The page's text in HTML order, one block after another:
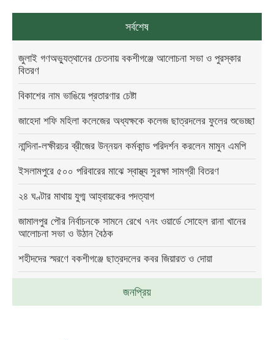
সর্বশেষ
জনপ্রিয়
জুলাই গণঅভ্যুত্থানের চেতনায় বকশীগঞ্জে আলোচনা সভা ও পুরস্কার
বিতরণ
বিকাশের নাম ভাঙিয়ে প্রতারণার চেষ্টা
জাহেদা শফি মহিলা কলেজের অধ্যক্ষকে কলেজ ছাত্রদলের ফুলের শুভেচ্ছা
নান্দিনা-লক্ষীরচর ব্রীজের উন্নয়ন কর্মকান্ড পরিদর্শন করলেন মামুন এমপি
ইসলামপুরে ৫০০ পরিবারের মাঝে স্বাস্থ্য সুরক্ষা সামগ্রী বিতরণ
২৪ ঘণ্টার মাথায় যুগ্ম আহ্বায়কের পদত্যাগ
জামালপুর পৌর নির্বাচনকে সামনে রেখে ৭নং ওয়ার্ডে সোহেল রানা খানের
আলোচনা সভা ও উঠান বৈঠক
শহীদদের স্মরণে বকশীগঞ্জে ছাত্রদলের কবর জিয়ারত ও দোয়া